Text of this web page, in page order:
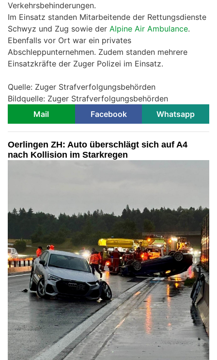
Verkehrsbehinderungen.
Im Einsatz standen Mitarbeitende der Rettungsdienste
Schwyz und Zug sowie der Alpine Air Ambulance.
Ebenfalls vor Ort war ein privates
Abschleppunternehmen. Zudem standen mehrere
Einsatzkräfte der Zuger Polizei im Einsatz.
Quelle: Zuger Strafverfolgungsbehörden
Bildquelle: Zuger Strafverfolgungsbehörden
Mail
Facebook Whatsapp
Oerlingen ZH: Auto überschlägt sich auf A4
nach Kollision im Starkregen